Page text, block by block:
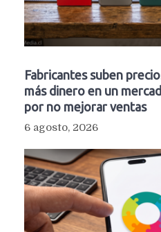
Fabricantes suben
más dinero en un
por no mejorar ventas
6 agosto, 2026